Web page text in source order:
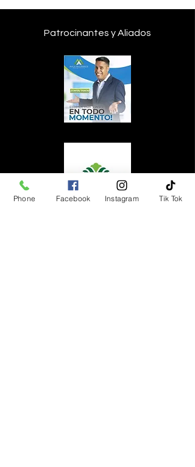
Patrocinantes y Aliados
Phone Facebook Instagram Tik Tok